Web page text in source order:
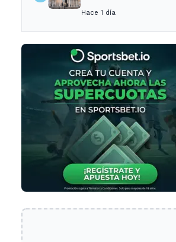
Hace 1 día